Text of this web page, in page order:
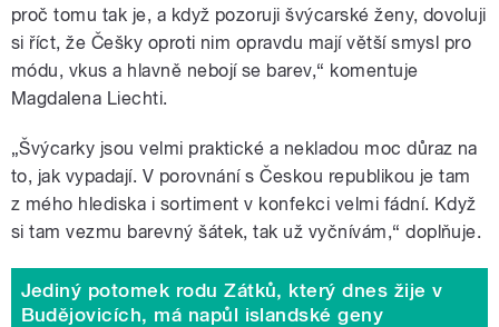
proč tomu tak je, a když pozoruji švýcarské ženy, dovoluji
si říct, že Češky oproti nim opravdu mají větší smysl pro
módu, vkus a hlavně nebojí se barev,“ komentuje
Magdalena Liechti.
„Švýcarky jsou velmi praktické a nekladou moc důraz na
to, jak vypadají. V porovnání s Českou republikou je tam
z mého hlediska i sortiment v konfekci velmi fádní. Když
si tam vezmu barevný šátek, tak už vyčnívám,“ doplňuje.
Jediný potomek rodu Zátků, který dnes žije v
Budějovicích, má napůl islandské geny